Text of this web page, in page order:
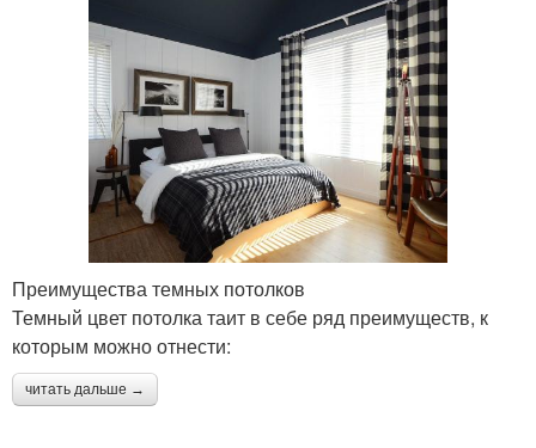
Преимущества темных потолков
Темный цвет потолка таит в себе ряд преимуществ, к
которым можно отнести:
читать дальше →